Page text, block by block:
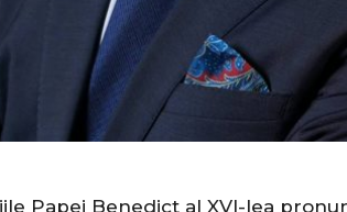
Papei Benedict al XVI-lea